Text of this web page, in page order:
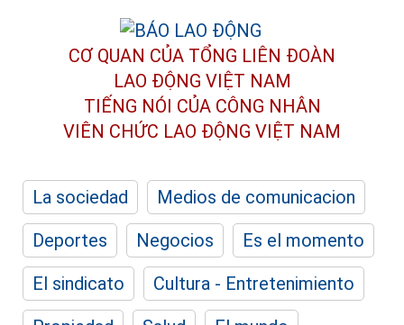
CƠ QUAN CỦA TỔNG LIÊN ĐOÀN
LAO ĐỘNG VIỆT NAM
TIẾNG NÓI CỦA CÔNG NHÂN
VIÊN CHỨC LAO ĐỘNG VIỆT NAM
La sociedad
Medios de comunicacion
Deportes
Negocios
Es el momento
El sindicato
Cultura - Entretenimiento